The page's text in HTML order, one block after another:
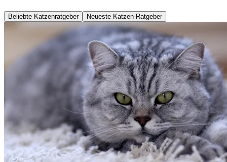
Beliebte Katzenratgeber Neueste Katzen-Ratgeber